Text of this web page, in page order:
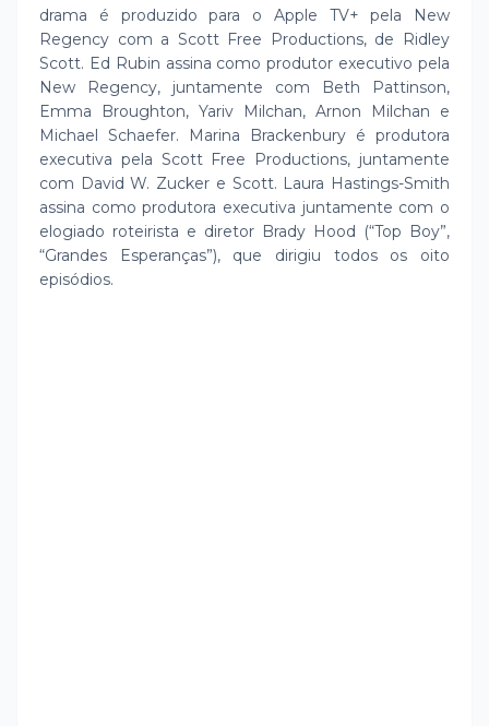
drama é produzido para o Apple TV+ pela New
Regency com a Scott Free Productions, de Ridley
Scott. Ed Rubin assina como produtor executivo pela
New Regency, juntamente com Beth Pattinson,
Emma Broughton, Yariv Milchan, Arnon Milchan e
Michael Schaefer. Marina Brackenbury é produtora
executiva pela Scott Free Productions, juntamente
com David W. Zucker e Scott. Laura Hastings-Smith
assina como produtora executiva juntamente com o
elogiado roteirista e diretor Brady Hood (“Top Boy”,
“Grandes Esperanças”), que dirigiu todos os oito
episódios.